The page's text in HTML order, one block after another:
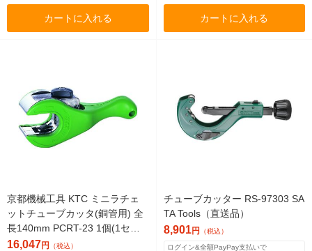
カートに入れる カートに入れる
京都機械工具 KTC ミニラチェ
ットチューブカッタ(銅管用) 全
長140mm PCRT-23 1個(1セッ
ト) 308-0871（直送品）
16,047円 （税込）
チューブカッター RS-97303 SA
TA Tools（直送品）
8,901円 （税込）
ログイン&全額PayPay支払いで